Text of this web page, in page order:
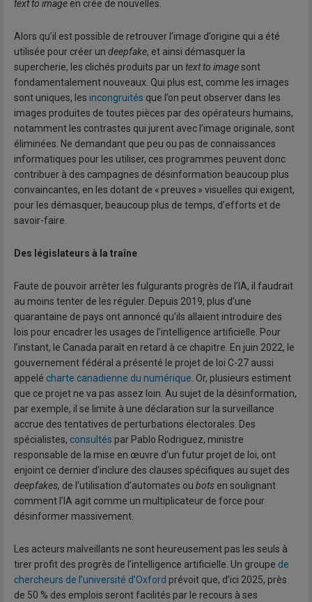
text to image en crée de nouvelles.
Alors qu’il est possible de retrouver l’image d’origine qui a été
utilisée pour créer un deepfake, et ainsi démasquer la
supercherie, les clichés produits par un text to imagesont
fondamentalement nouveaux. Qui plus est, comme les images
sont uniques, les incongruités que l’on peut observer dans les
images produites de toutes pièces par des opérateurs humains,
notamment les contrastes qui jurent avec l’image originale, sont
éliminées. Ne demandant que peu ou pas de connaissances
informatiques pour les utiliser, ces programmes peuvent donc
contribuer à des campagnes de désinformation beaucoup plus
convaincantes, en les dotant de « preuves » visuelles qui exigent,
pour les démasquer, beaucoup plus de temps, d’efforts et de
savoir-faire.
Des législateurs à la traîne
Faute de pouvoir arrêter les fulgurants progrès de l’IA, il faudrait
au moins tenter de les réguler. Depuis 2019, plus d’une
quarantaine de pays ont annoncé qu’ils allaient introduire des
lois pour encadrer les usages de l’intelligence artificielle. Pour
l’instant, le Canada paraît en retard à ce chapitre. En juin 2022, le
gouvernement fédéral a présenté le projet de loi C-27 aussi
appelé charte canadienne du numérique . Or, plusieurs estiment
que ce projet ne va pas assez loin. Au sujet de la désinformation,
par exemple, il se limite à une déclaration sur la surveillance
accrue des tentatives de perturbations électorales. Des
spécialistes, consultés par Pablo Rodriguez, ministre
responsable de la mise en œuvre d’un futur projet de loi, ont
enjoint ce dernier d’inclure des clauses spécifiques au sujet des
deepfakes, de l’utilisation d’automates ou bots en soulignant
comment l’IA agit comme un multiplicateur de force pour
désinformer massivement.
Les acteurs malveillants ne sont heureusement pas les seuls à
tirer profit des progrès de l’intelligence artificielle. Un groupe de
chercheurs de l’université d’Oxford prévoit que, d’ici 2025, près
de 50 % des emplois seront facilités par le recours à ses